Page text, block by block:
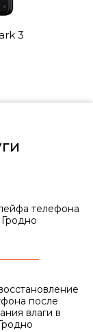
3
телефона
после
влаги в